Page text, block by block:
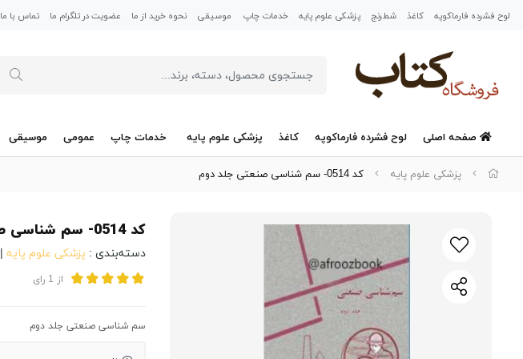
لوح فشرده فارماکوپه کاغذ شطرنج پزشکی علوم پایه خدمات چاپ موسیقی نحوه خرید از ما عضویت در تلگرام ما تماس با ما
صفحه اصلی لوح فشرده فارماکوپه کاغذ پزشکی علوم پایه خدمات چاپ عمومی موسیقی
پزشکی علوم پایه کد 0514- سم شناسی صنعتی جلد دوم
کد 0514- سم شناسی صنعتی جلد دوم
دسته‌بندی : پزشکی علوم پایه |
از 1 رای
سم شناسی صنعتی جلد دوم